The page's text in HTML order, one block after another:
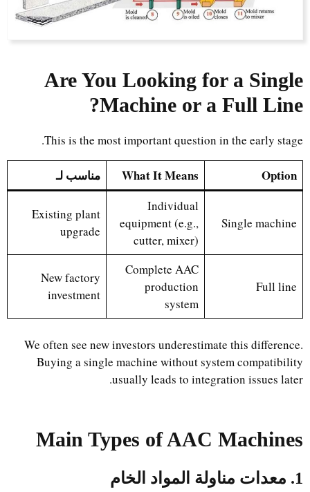
Are You Looking for a Single
Machine or a Full Line?
This is the most important question in the early stage.
Option
What It Means مناسب لـ
Single machine
Individual
equipment (e.g.,
cutter, mixer)
Existing plant
upgrade
Full line
Complete AAC
production
system
New factory
investment
We often see new investors underestimate this difference.
Buying a single machine without system compatibility
usually leads to integration issues later.
Main Types of AAC Machines
1. معدات مناولة المواد الخام